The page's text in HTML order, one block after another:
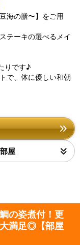
海の膳〜】をご用
テーキの選べるメイ
りです♪
で、体に優しい和朝
屋
の姿煮付！更
満足◎【部屋